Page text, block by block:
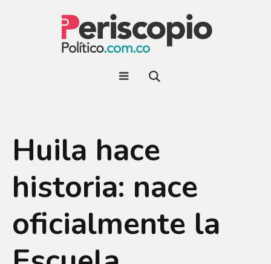
Huila hace
historia: nace
oficialmente la